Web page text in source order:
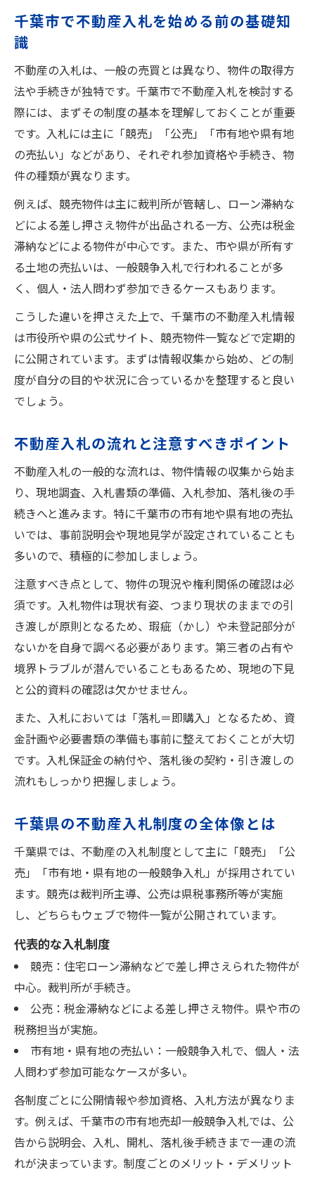
意点
千葉市の不動産公売で役立つ情報収集術
市有地・県有地の売払いを巡る手続きの流れ
市有地売却一般競争入札の基本手順
千葉市市有地売払いの申し込み方法
県有地売却の流れと必要書類を解説
不動産の市有地入札で気をつける点
千葉県県有地売却案件の特徴とメリット
費用や条件で比較する不動産入札の賢い選び方
不動産入札の費用相場と比較ポイント
千葉市で物件選びに役立つ比較方法
条件から見た不動産入札の最適な選択肢
土地入札で失敗しない費用管理術
入札物件の条件確認と比較検討のコツ
不動産入札成功へ向けた情報収集の実践法
千葉市の不動産情報を効率よく集める方法
競売・公売物件の情報収集で役立つコツ
市有地・県有地情報の見極め方と活用術
不動産入札前に確認すべき重要な情報
千葉市で理想の不動産を入手するための整理術
理想の不動産選びで大切な整理ポイント
千葉市で不動産入手を目指すための優先順
位
物件情報を比較整理する実践的な方法
自分に合う不動産入札を見極めるコツ
千葉市不動産で後悔しない整理術の極意
千葉市で不動産入札を始める前の基礎知
識
不動産の入札は、一般の売買とは異なり、物件の取得方
法や手続きが独特です。千葉市で不動産入札を検討する
際には、まずその制度の基本を理解しておくことが重要
です。入札には主に「競売」「公売」「市有地や県有地
の売払い」などがあり、それぞれ参加資格や手続き、物
件の種類が異なります。
例えば、競売物件は主に裁判所が管轄し、ローン滞納な
どによる差し押さえ物件が出品される一方、公売は税金
滞納などによる物件が中心です。また、市や県が所有す
る土地の売払いは、一般競争入札で行われることが多
く、個人・法人問わず参加できるケースもあります。
こうした違いを押さえた上で、千葉市の不動産入札情報
は市役所や県の公式サイト、競売物件一覧などで定期的
に公開されています。まずは情報収集から始め、どの制
度が自分の目的や状況に合っているかを整理すると良い
でしょう。
不動産入札の流れと注意すべきポイント
不動産入札の一般的な流れは、物件情報の収集から始ま
り、現地調査、入札書類の準備、入札参加、落札後の手
続きへと進みます。特に千葉市の市有地や県有地の売払
いでは、事前説明会や現地見学が設定されていることも
多いので、積極的に参加しましょう。
注意すべき点として、物件の現況や権利関係の確認は必
須です。入札物件は現状有姿、つまり現状のままでの引
き渡しが原則となるため、瑕疵（かし）や未登記部分が
ないかを自身で調べる必要があります。第三者の占有や
境界トラブルが潜んでいることもあるため、現地の下見
と公的資料の確認は欠かせません。
また、入札においては「落札＝即購入」となるため、資
金計画や必要書類の準備も事前に整えておくことが大切
です。入札保証金の納付や、落札後の契約・引き渡しの
流れもしっかり把握しましょう。
千葉県の不動産入札制度の全体像とは
千葉県では、不動産の入札制度として主に「競売」「公
売」「市有地・県有地の一般競争入札」が採用されてい
ます。競売は裁判所主導、公売は県税事務所等が実施
し、どちらもウェブで物件一覧が公開されています。
代表的な入札制度
競売：住宅ローン滞納などで差し押さえられた物件が
中心。裁判所が手続き。
公売：税金滞納などによる差し押さえ物件。県や市の
税務担当が実施。
市有地・県有地の売払い：一般競争入札で、個人・法
人問わず参加可能なケースが多い。
各制度ごとに公開情報や参加資格、入札方法が異なりま
す。例えば、千葉市の市有地売却一般競争入札では、公
告から説明会、入札、開札、落札後手続きまで一連の流
れが決まっています。制度ごとのメリット・デメリット